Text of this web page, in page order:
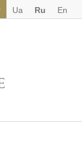
Ua Ru En